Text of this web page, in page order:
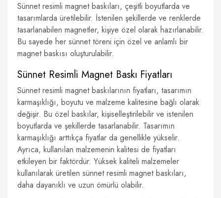
Sünnet resimli magnet baskıları, çeşitli boyutlarda ve
tasarımlarda üretilebilir. İstenilen şekillerde ve renklerde
tasarlanabilen magnetler, kişiye özel olarak hazırlanabilir.
Bu sayede her sünnet töreni için özel ve anlamlı bir
magnet baskısı oluşturulabilir.
Sünnet Resimli Magnet Baskı Fiyatları
Sünnet resimli magnet baskılarının fiyatları, tasarımın
karmaşıklığı, boyutu ve malzeme kalitesine bağlı olarak
değişir. Bu özel baskılar, kişiselleştirilebilir ve istenilen
boyutlarda ve şekillerde tasarlanabilir. Tasarımın
karmaşıklığı arttıkça fiyatlar da genellikle yükselir.
Ayrıca, kullanılan malzemenin kalitesi de fiyatları
etkileyen bir faktördür. Yüksek kaliteli malzemeler
kullanılarak üretilen sünnet resimli magnet baskıları,
daha dayanıklı ve uzun ömürlü olabilir.